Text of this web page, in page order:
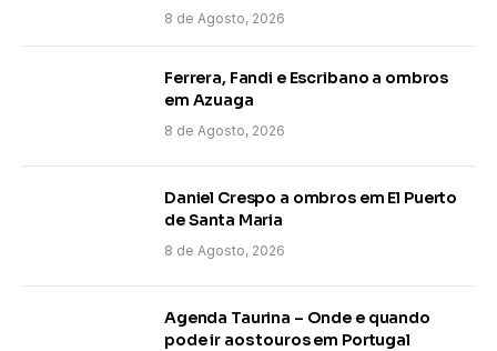
8 de Agosto, 2026
Ferrera, Fandi e Escribano a ombros
em Azuaga
8 de Agosto, 2026
Daniel Crespo a ombros em El Puerto
de Santa Maria
8 de Agosto, 2026
Agenda Taurina – Onde e quando
pode ir aos touros em Portugal